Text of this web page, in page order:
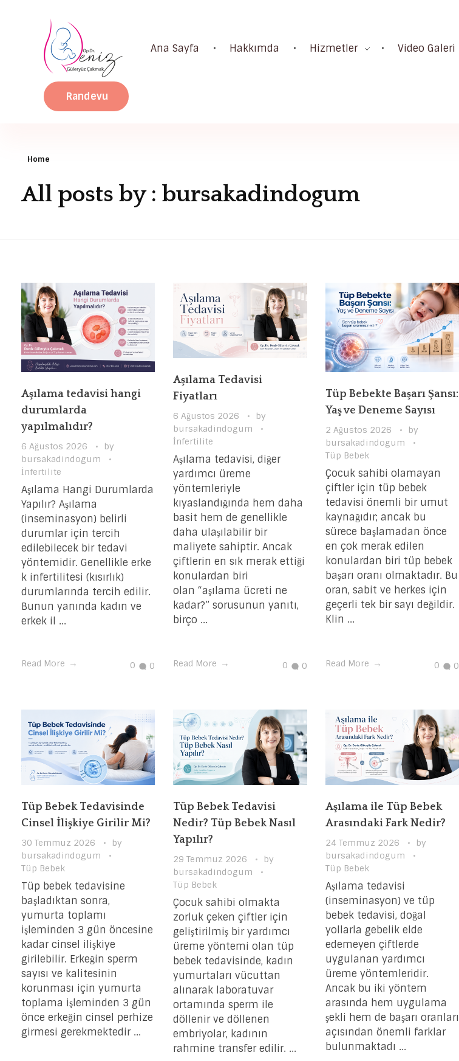
Dr. Deniz Güleryüz Çakmak: Bursa Kadın Doğum & Bursa Tüp Bebek Doktoru
Bursa Kadın Doğum Doktoru ve Bursa Tüp Bebek Doktoru
Ana Sayfa Hakkımda Hizmetler Video Galeri
Randevu
Home
All posts by : bursakadindogum
Aşılama tedavisi hangi
durumlarda
yapılmalıdır?
6 Ağustos 2026
by
bursakadindogum
İnfertilite
Aşılama Hangi Durumlarda
Yapılır? Aşılama
(inseminasyon) belirli
durumlar için tercih
edilebilecek bir tedavi
yöntemidir. Genellikle erke
k infertilitesi (kısırlık)
durumlarında tercih edilir.
Bunun yanında kadın ve
erkek il ...
Read More 0 0
Aşılama Tedavisi
Fiyatları
6 Ağustos 2026
by
bursakadindogum
İnfertilite
Aşılama tedavisi, diğer
yardımcı üreme
yöntemleriyle
kıyaslandığında hem daha
basit hem de genellikle
daha ulaşılabilir bir
maliyete sahiptir. Ancak
çiftlerin en sık merak ettiği
konulardan biri
olan “aşılama ücreti ne
kadar?” sorusunun yanıtı,
birço ...
Read More 0 0
Tüp Bebekte Başarı Şansı:
Yaş ve Deneme Sayısı
2 Ağustos 2026
by
bursakadindogum
Tüp Bebek
Çocuk sahibi olamayan
çiftler için tüp bebek
tedavisi önemli bir umut
kaynağıdır; ancak bu
sürece başlamadan önce
en çok merak edilen
konulardan biri tüp bebek
başarı oranı olmaktadır. Bu
oran, sabit ve herkes için
geçerli tek bir sayı değildir.
Klin ...
Read More 0 0
Tüp Bebek Tedavisinde
Cinsel İlişkiye Girilir Mi?
30 Temmuz 2026
by
bursakadindogum
Tüp Bebek
Tüp bebek tedavisine
başladıktan sonra,
yumurta toplamı
işleminden 3 gün öncesine
kadar cinsel ilişkiye
girilebilir. Erkeğin sperm
sayısı ve kalitesinin
korunması için yumurta
toplama işleminden 3 gün
önce erkeğin cinsel perhize
girmesi gerekmektedir ...
Tüp Bebek Tedavisi
Nedir? Tüp Bebek Nasıl
Yapılır?
29 Temmuz 2026
by
bursakadindogum
Tüp Bebek
Çocuk sahibi olmakta
zorluk çeken çiftler için
geliştirilmiş bir yardımcı
üreme yöntemi olan tüp
bebek tedavisinde, kadın
yumurtaları vücuttan
alınarak laboratuvar
ortamında sperm ile
döllenir ve döllenen
embriyolar, kadının
rahmine transfer edilir. ...
Aşılama ile Tüp Bebek
Arasındaki Fark Nedir?
24 Temmuz 2026
by
bursakadindogum
Tüp Bebek
Aşılama tedavisi
(inseminasyon) ve tüp
bebek tedavisi, doğal
yollarla gebelik elde
edemeyen çiftlerde
uygulanan yardımcı
üreme yöntemleridir.
Ancak bu iki yöntem
arasında hem uygulama
şekli hem de başarı oranları
açısından önemli farklar
bulunmaktadı ...